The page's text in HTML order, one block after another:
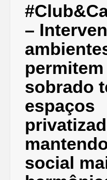
–
sobrado
espaços
social